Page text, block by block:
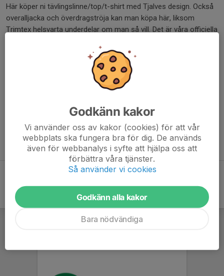
Här köper ni tävlingslinne/top/t-shirt med Tjalves design. Också
overalljacka och överdragströja kan man köpa här, liksom
Trimtex helsvarta underdelar om man så vill. Det är våra officiella
bör/ska tävla Trimtex-överdel.
Föreningskläder har vi via PROMOTIONHUSET i Norrköping.
Där kan man beställa träningskläder och andra Tjalve-produkter, i
Ni hittar länkar samt mera info på menyn under Tjalve-kläder
Föreningskläder eller Tävlingskläder
Godkänn kakor
Vi använder oss av kakor (cookies) för att vår
webbplats ska fungera bra för dig. De används
även för webbanalys i syfte att hjälpa oss att
förbättra våra tjänster.
Så använder vi cookies
Godkänn alla kakor
Bara nödvändiga